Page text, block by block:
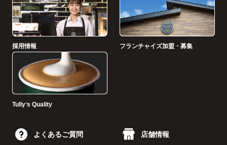
採用情報 フランチャイズ加盟・募集
Tullyʼs Quality
よくあるご質問 店舗情報